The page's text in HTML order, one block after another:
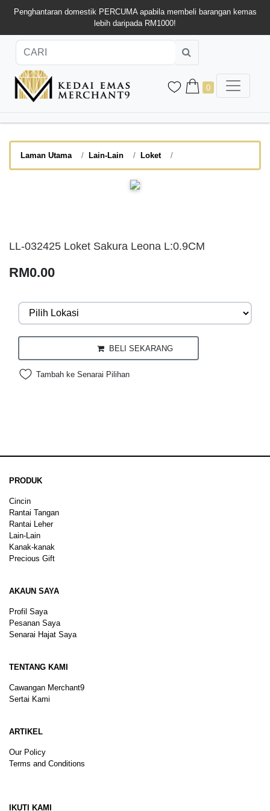
Penghantaran domestik PERCUMA apabila membeli barangan kemas
lebih daripada RM1000!
0
Laman Utama Lain-Lain Loket
LL-032425 Loket Sakura Leona L:0.9CM
RM0.00
BELI SEKARANG
Tambah ke Senarai Pilihan
PRODUK
Cincin
Rantai Tangan
Rantai Leher
Lain-Lain
Kanak-kanak
Precious Gift
AKAUN SAYA
Profil Saya
Pesanan Saya
Senarai Hajat Saya
TENTANG KAMI
Cawangan Merchant9
Sertai Kami
ARTIKEL
Our Policy
Terms and Conditions
IKUTI KAMI